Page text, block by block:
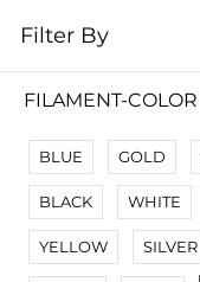
No Results
Not Found Filters1
Not Found Filters2
Filter By
FILAMENT-COLOR
BLUE GOLD
BLACK WHITE
YELLOW SILVER